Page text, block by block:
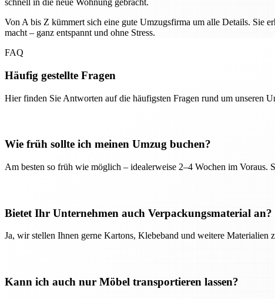
schnell in die neue Wohnung gebracht.
Von A bis Z kümmert sich eine gute Umzugsfirma um alle Details. Sie
macht – ganz entspannt und ohne Stress.
FAQ
Häufig gestellte Fragen
Hier finden Sie Antworten auf die häufigsten Fragen rund um unseren
Wie früh sollte ich meinen Umzug buchen?
Am besten so früh wie möglich – idealerweise 2–4 Wochen im Voraus.
Bietet Ihr Unternehmen auch Verpackungsmaterial an?
Ja, wir stellen Ihnen gerne Kartons, Klebeband und weitere
Kann ich auch nur Möbel transportieren lassen?